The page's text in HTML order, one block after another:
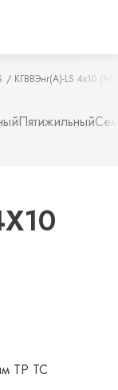
КГВВЭнг(А)-LS 4х10
Пятижильный
ТР ТС